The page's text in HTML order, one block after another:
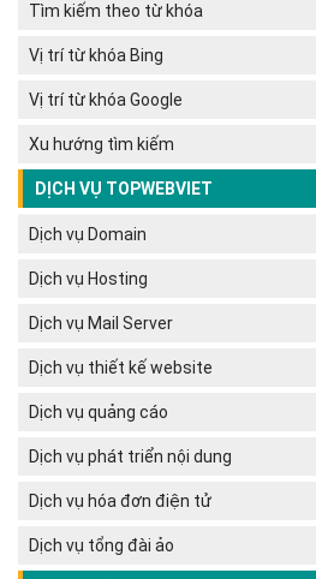
Tìm kiếm theo từ khóa
Vị trí từ khóa Bing
Vị trí từ khóa Google
Xu hướng tìm kiếm
DỊCH VỤ TOPWEBVIET
Dịch vụ Domain
Dịch vụ Hosting
Dịch vụ Mail Server
Dịch vụ thiết kế website
Dịch vụ quảng cáo
Dịch vụ phát triển nội dung
Dịch vụ hóa đơn điện tử
Dịch vụ tổng đài ảo